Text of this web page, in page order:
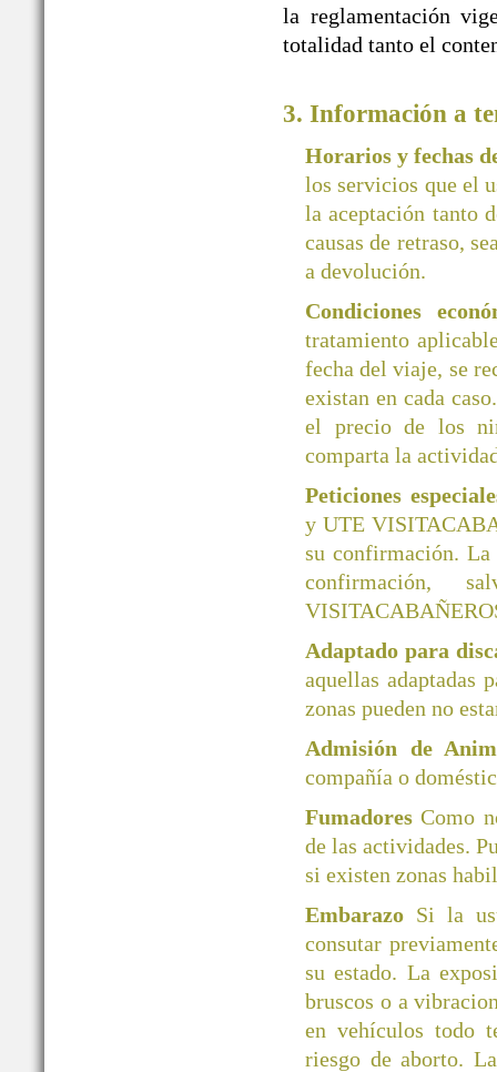
la reglamentación
totalidad tanto el
3. Información a
Horarios y fechas
los servicios que el
la aceptación tanto
causas de retraso,
a devolución.
Condiciones
tratamiento
fecha del viaje, se
existan en cada
el precio de los
comparta la
Peticiones
y UTE
su confirmación.
confirmación,
Adaptado para
aquellas adaptadas
zonas pueden no
Admisión de
compañía o
FumadoresComo
de las actividades.
si existen zonas
Embarazo Si la
consutar
su estado. La
bruscos o a
en vehículos todo
riesgo de aborto.